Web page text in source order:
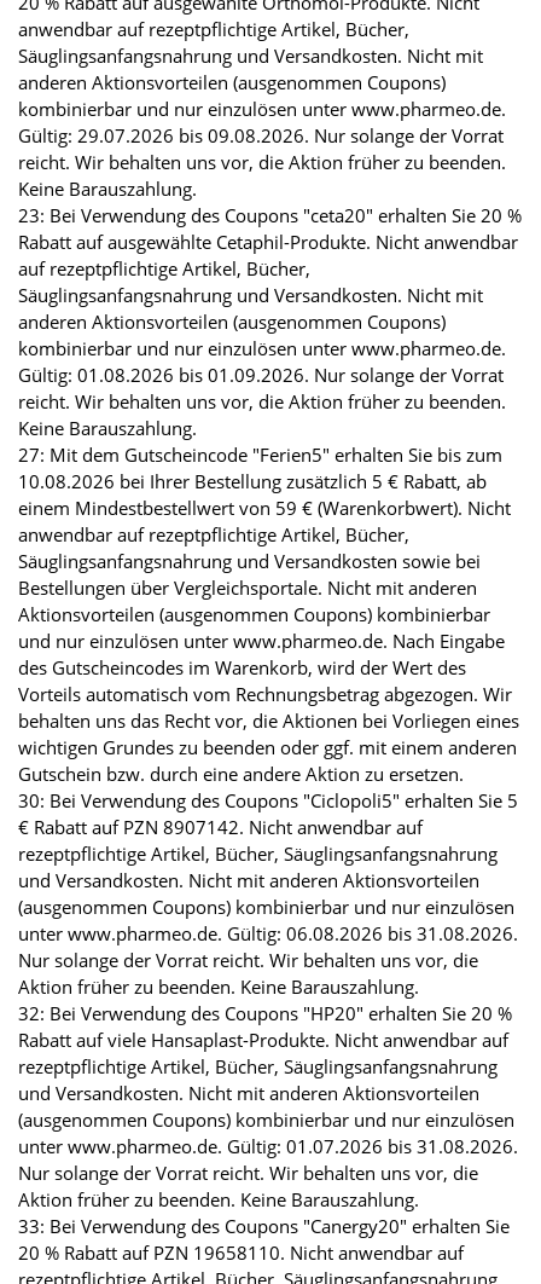
anwendbar auf rezeptpflichtige Artikel, Bücher,
Säuglingsanfangsnahrung und Versandkosten. Nicht mit
anderen Aktionsvorteilen (ausgenommen Coupons)
kombinierbar und nur einzulösen unter www.pharmeo.de.
Gültig: 29.07.2026 bis 09.08.2026. Nur solange der Vorrat
reicht. Wir behalten uns vor, die Aktion früher zu beenden.
Keine Barauszahlung.
23: Bei Verwendung des Coupons "ceta20" erhalten Sie 20 %
Rabatt auf ausgewählte Cetaphil-Produkte. Nicht anwendbar
auf rezeptpflichtige Artikel, Bücher,
Säuglingsanfangsnahrung und Versandkosten. Nicht mit
anderen Aktionsvorteilen (ausgenommen Coupons)
kombinierbar und nur einzulösen unter www.pharmeo.de.
Gültig: 01.08.2026 bis 01.09.2026. Nur solange der Vorrat
reicht. Wir behalten uns vor, die Aktion früher zu beenden.
Keine Barauszahlung.
27: Mit dem Gutscheincode "Ferien5" erhalten Sie bis zum
10.08.2026 bei Ihrer Bestellung zusätzlich 5 € Rabatt, ab
einem Mindestbestellwert von 59 € (Warenkorbwert). Nicht
anwendbar auf rezeptpflichtige Artikel, Bücher,
Säuglingsanfangsnahrung und Versandkosten sowie bei
Bestellungen über Vergleichsportale. Nicht mit anderen
Aktionsvorteilen (ausgenommen Coupons) kombinierbar
und nur einzulösen unter www.pharmeo.de. Nach Eingabe
des Gutscheincodes im Warenkorb, wird der Wert des
Vorteils automatisch vom Rechnungsbetrag abgezogen. Wir
behalten uns das Recht vor, die Aktionen bei Vorliegen eines
wichtigen Grundes zu beenden oder ggf. mit einem anderen
Gutschein bzw. durch eine andere Aktion zu ersetzen.
30: Bei Verwendung des Coupons "Ciclopoli5" erhalten Sie 5
€ Rabatt auf PZN 8907142. Nicht anwendbar auf
rezeptpflichtige Artikel, Bücher, Säuglingsanfangsnahrung
und Versandkosten. Nicht mit anderen Aktionsvorteilen
(ausgenommen Coupons) kombinierbar und nur einzulösen
unter www.pharmeo.de. Gültig: 06.08.2026 bis 31.08.2026.
Nur solange der Vorrat reicht. Wir behalten uns vor, die
Aktion früher zu beenden. Keine Barauszahlung.
32: Bei Verwendung des Coupons "HP20" erhalten Sie 20 %
Rabatt auf viele Hansaplast-Produkte. Nicht anwendbar auf
rezeptpflichtige Artikel, Bücher, Säuglingsanfangsnahrung
und Versandkosten. Nicht mit anderen Aktionsvorteilen
(ausgenommen Coupons) kombinierbar und nur einzulösen
unter www.pharmeo.de. Gültig: 01.07.2026 bis 31.08.2026.
Nur solange der Vorrat reicht. Wir behalten uns vor, die
Aktion früher zu beenden. Keine Barauszahlung.
33: Bei Verwendung des Coupons "Canergy20" erhalten Sie
20 % Rabatt auf PZN 19658110. Nicht anwendbar auf